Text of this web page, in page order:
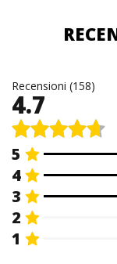
Recensioni (158)
4.7
5
4
3
2
1